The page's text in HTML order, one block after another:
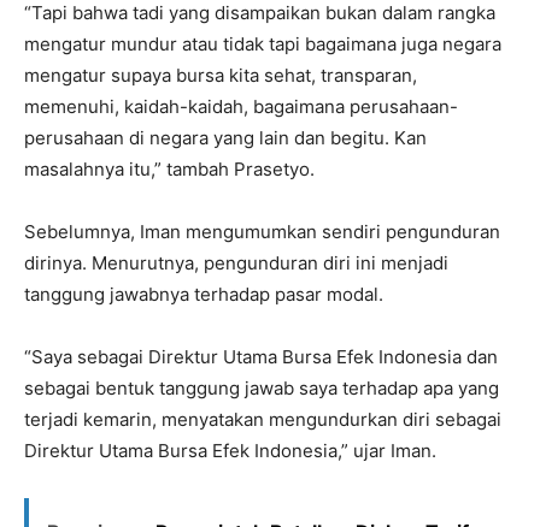
“Tapi bahwa tadi yang disampaikan bukan dalam rangka
mengatur mundur atau tidak tapi bagaimana juga negara
mengatur supaya bursa kita sehat, transparan,
memenuhi, kaidah-kaidah, bagaimana perusahaan-
perusahaan di negara yang lain dan begitu. Kan
masalahnya itu,” tambah Prasetyo.
Sebelumnya, Iman mengumumkan sendiri pengunduran
dirinya. Menurutnya, pengunduran diri ini menjadi
tanggung jawabnya terhadap pasar modal.
“Saya sebagai Direktur Utama Bursa Efek Indonesia dan
sebagai bentuk tanggung jawab saya terhadap apa yang
terjadi kemarin, menyatakan mengundurkan diri sebagai
Direktur Utama Bursa Efek Indonesia,” ujar Iman.